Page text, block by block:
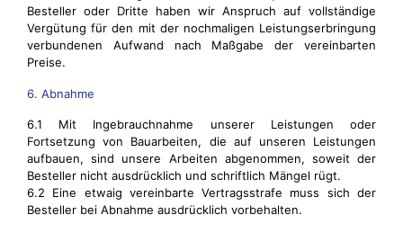
Besteller oder Dritte haben wir Anspruch auf vollständige
Vergütung für den mit der nochmaligen Leistungserbringung
verbundenen Aufwand nach Maßgabe der vereinbarten
Preise.
6. Abnahme
6.1 Mit Ingebrauchnahme unserer Leistungen oder
Fortsetzung von Bauarbeiten, die auf unseren Leistungen
aufbauen, sind unsere Arbeiten abgenommen, soweit der
Besteller nicht ausdrücklich und schriftlich Mängel rügt.
6.2 Eine etwaig vereinbarte Vertragsstrafe muss sich der
Besteller bei Abnahme ausdrücklich vorbehalten.